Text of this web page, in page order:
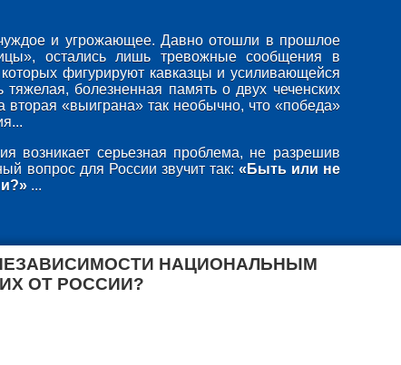
чуждое и угрожающее. Давно отошли в прошлое
остались лишь тревожные сообщения в
фигурируют кавказцы и усиливающейся
болезненная память о двух чеченских
«выиграна» так необычно, что «победа»
возникает серьезная проблема, не разрешив
вопрос для России звучит так: «Быть или не
...
НАЦИОНАЛЬНЫМ
ОТ РОССИИ?